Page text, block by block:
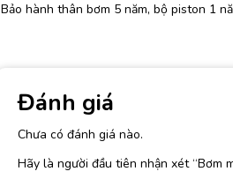
Bảo hành thân bơm 5 năm, bộ piston 1
Đánh giá
Chưa có đánh giá nào.
Hãy là người đầu tiên nhận xét “Bơm